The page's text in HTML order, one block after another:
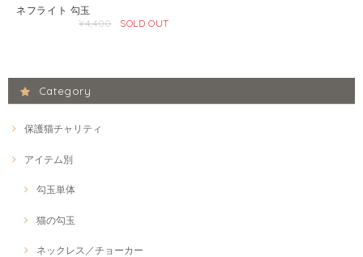
ネフライト 勾玉
¥4,400
SOLD OUT
Category
保護猫チャリティ
アイテム別
勾玉単体
猫の勾玉
ネックレス／チョーカー